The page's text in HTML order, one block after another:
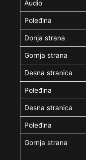
Audio
Poleđina
Donja strana
Gornja strana
Desna stranica
Poleđina
Desna stranica
Poleđina
Gornja strana